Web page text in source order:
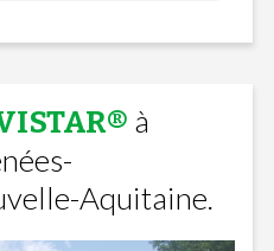
à
Aquitaine.